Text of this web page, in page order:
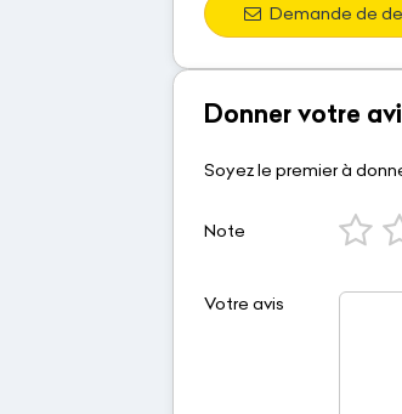
Demande de
Donner votre
Soyez le premier à
Note
Votre avis